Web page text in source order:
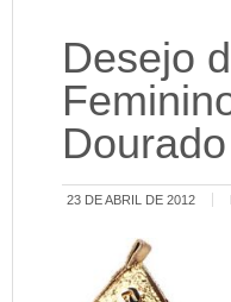
Desejo
Dourado
23 DE ABRIL DE 2012